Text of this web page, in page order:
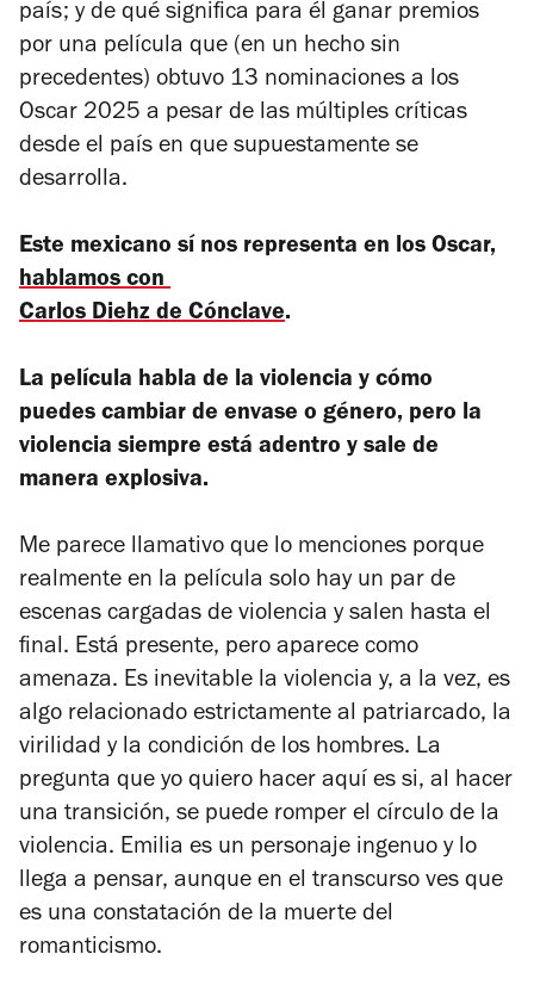
país; y de qué significa para él ganar premios
por una película que (en un hecho sin
precedentes) obtuvo 13 nominaciones a los
Oscar 2025 a pesar de las múltiples críticas
desde el país en que supuestamente se
desarrolla.
Este mexicano sí nos representa en los Oscar,
hablamos con
Carlos Diehz de Cónclave.
La película habla de la violencia y cómo
puedes cambiar de envase o género, pero la
violencia siempre está adentro y sale de
manera explosiva.
Me parece llamativo que lo menciones porque
realmente en la película solo hay un par de
escenas cargadas de violencia y salen hasta el
final. Está presente, pero aparece como
amenaza. Es inevitable la violencia y, a la vez, es
algo relacionado estrictamente al patriarcado, la
virilidad y la condición de los hombres. La
pregunta que yo quiero hacer aquí es si, al hacer
una transición, se puede romper el círculo de la
violencia. Emilia es un personaje ingenuo y lo
llega a pensar, aunque en el transcurso ves que
es una constatación de la muerte del
romanticismo.